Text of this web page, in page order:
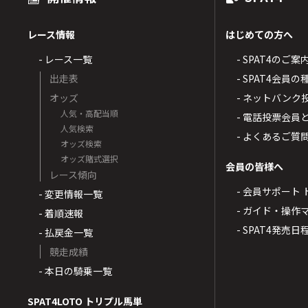
レース情報
- レース一覧
出走表
オッズ
人気・高配当順
人気検索
オッズ検索
オッズ賭式選択
レース傾向
- 変更情報一覧
- 着順速報
- 払戻金一覧
競走成績
- 本日の騎乗一覧
SPAT4LOTO トリプル馬単
はじめての方へ
- SPAT4のご案
- SPAT4会員の
- ネットバンク
- 電話投票会員
- よくあるご質
会員の皆様へ
- 会員サポート
- ガイド・操作
- SPAT4発売日